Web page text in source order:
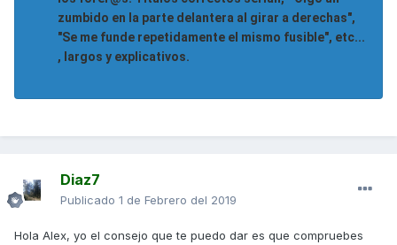
zumbido en la parte delantera al girar a derechas",
"Se me funde repetidamente el mismo fusible", etc...
, largos y explicativos.
Diaz7
Publicado 1 de Febrero del 2019
Hola Alex, yo el consejo que te puedo dar es que compruebes